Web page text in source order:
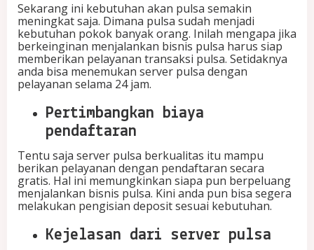
Sekarang ini kebutuhan akan pulsa semakin
meningkat saja. Dimana pulsa sudah menjadi
kebutuhan pokok banyak orang. Inilah mengapa jika
berkeinginan menjalankan bisnis pulsa harus siap
memberikan pelayanan transaksi pulsa. Setidaknya
anda bisa menemukan server pulsa dengan
pelayanan selama 24 jam.
Pertimbangkan biaya
pendaftaran
Tentu saja server pulsa berkualitas itu mampu
berikan pelayanan dengan pendaftaran secara
gratis. Hal ini memungkinkan siapa pun berpeluang
menjalankan bisnis pulsa. Kini anda pun bisa segera
melakukan pengisian deposit sesuai kebutuhan.
Kejelasan dari server pulsa